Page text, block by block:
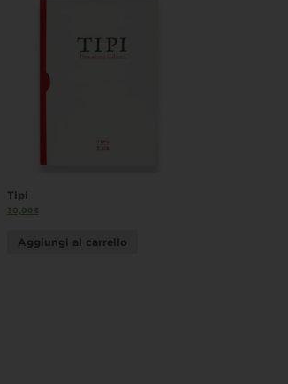
Tipi
30,00€
Aggiungi al carrello